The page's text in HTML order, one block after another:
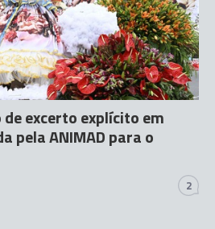
de excerto explícito em
pela ANIMAD para o
2